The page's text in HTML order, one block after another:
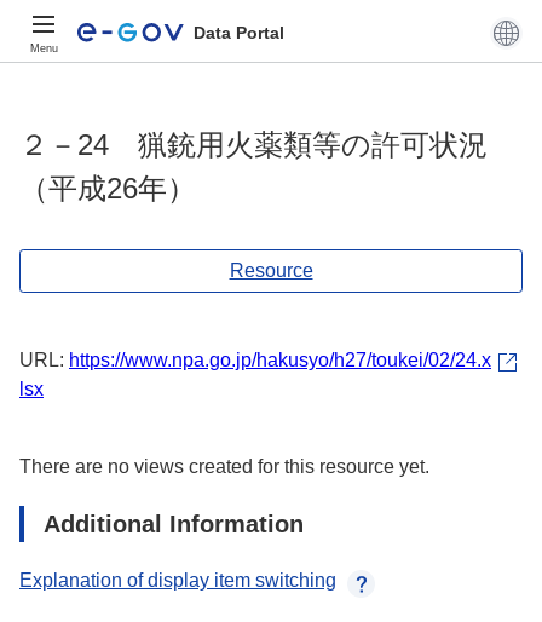
Menu
Data Portal
２－24 猟銃用火薬類等の許可状況
（平成26年）
Resource
URL: https://www.npa.go.jp/hakusyo/h27/toukei/02/24.x
lsx
There are no views created for this resource yet.
Additional Information
Explanation of display item switching